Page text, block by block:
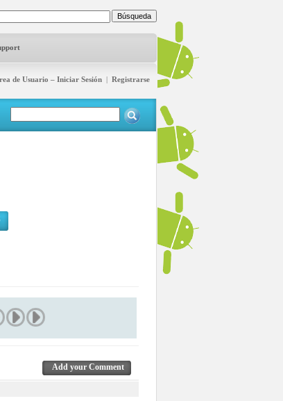
de Usuario – Iniciar Sesión | Registrarse
Add your Comment